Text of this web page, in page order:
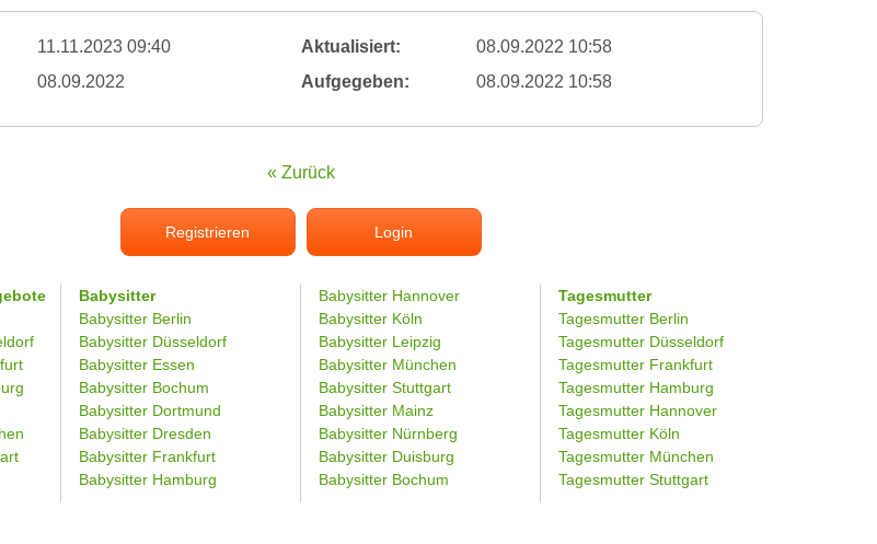
11.11.2023 09:40 Aktualisiert:
08.09.2022 10:58
08.09.2022 Aufgegeben: 08.09.2022 10:58
« Zurück
Registrieren Login
Babysitter
Babysitter Berlin
Babysitter Düsseldorf
Babysitter Essen
Babysitter Bochum
Babysitter Dortmund
Babysitter Dresden
Babysitter Frankfurt
Babysitter Hamburg
Babysitter Hannover
Babysitter Köln
Babysitter Leipzig
Babysitter München
Babysitter Stuttgart
Babysitter Mainz
Babysitter Nürnberg
Babysitter Duisburg
Babysitter Bochum
Tagesmutter
Tagesmutter Berlin
Tagesmutter Düsseldorf
Tagesmutter Frankfurt
Tagesmutter Hamburg
Tagesmutter Hannover
Tagesmutter Köln
Tagesmutter München
Tagesmutter Stuttgart